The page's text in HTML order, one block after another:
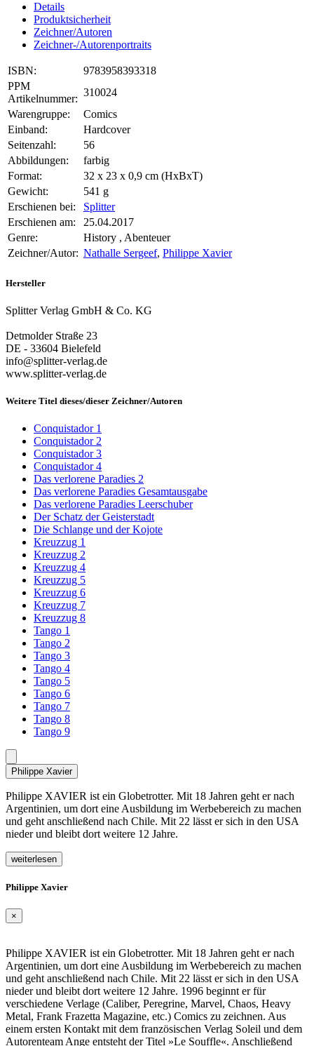
Details
Produktsicherheit
Zeichner/Autoren
Zeichner-/Autorenportraits
ISBN:
9783958393318
PPM
Artikelnummer:
310024
Warengruppe:
Comics
Einband:
Hardcover
Seitenzahl:
56
Abbildungen:
farbig
Format:
32 x 23 x 0,9 cm (HxBxT)
Gewicht:
541 g
Erschienen bei:
Splitter
Erschienen am:
25.04.2017
Genre:
History , Abenteuer
Zeichner/Autor: Nathalle Sergeef, Philippe Xavier
Hersteller
Splitter Verlag GmbH & Co. KG
Detmolder Straße 23
DE - 33604 Bielefeld
info@splitter-verlag.de
www.splitter-verlag.de
Weitere Titel dieses/dieser Zeichner/Autoren
Conquistador 1
Conquistador 2
Conquistador 3
Conquistador 4
Das verlorene Paradies 2
Das verlorene Paradies Gesamtausgabe
Das verlorene Paradies Leerschuber
Der Schatz der Geisterstadt
Die Schlange und der Kojote
Kreuzzug 1
Kreuzzug 2
Kreuzzug 4
Kreuzzug 5
Kreuzzug 6
Kreuzzug 7
Kreuzzug 8
Tango 1
Tango 2
Tango 3
Tango 4
Tango 5
Tango 6
Tango 7
Tango 8
Tango 9
Philippe Xavier
Philippe XAVIER ist ein Globetrotter. Mit 18 Jahren geht er nach
Argentinien, um dort eine Ausbildung im Werbebereich zu machen
und geht anschließend nach Chile. Mit 22 lässt er sich in den USA
nieder und bleibt dort weitere 12 Jahre.
weiterlesen
Philippe Xavier
×
Philippe XAVIER ist ein Globetrotter. Mit 18 Jahren geht er nach
Argentinien, um dort eine Ausbildung im Werbebereich zu machen
und geht anschließend nach Chile. Mit 22 lässt er sich in den USA
nieder und bleibt dort weitere 12 Jahre. 1996 beginnt er für
verschiedene Verlage (Caliber, Peregrine, Marvel, Chaos, Heavy
Metal, Frank Frazetta Magazine, etc.) Comics zu zeichnen. Aus
einem ersten Kontakt mit dem französischen Verlag Soleil und dem
Autorenteam Ange entsteht der Titel »Le Souffle«. Anschließend